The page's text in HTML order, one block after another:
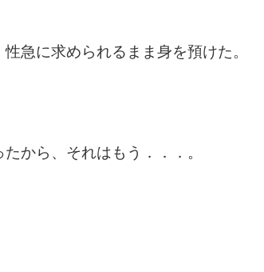
急に求められるまま身を預けた。
から、それはもう．．．。